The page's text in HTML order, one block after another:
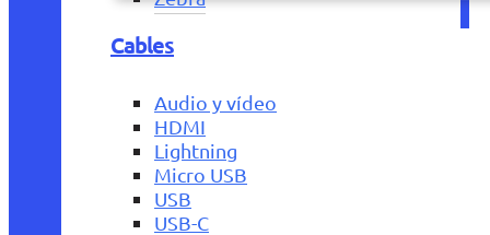
Cables
Audio y vídeo
HDMI
Lightning
Micro USB
USB
USB-C